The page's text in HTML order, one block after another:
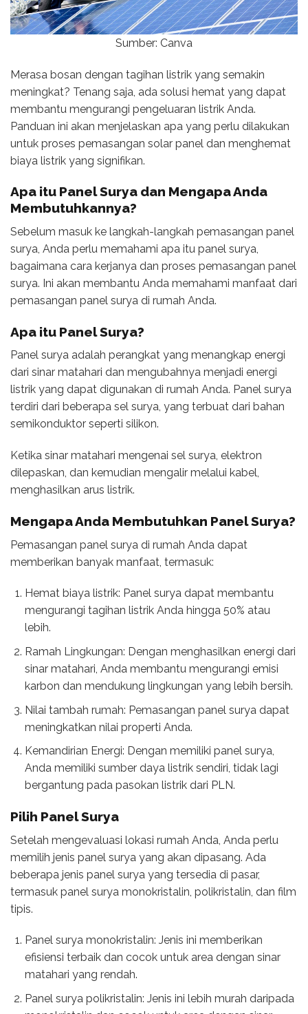
Sumber: Canva
Merasa bosan dengan tagihan listrik yang semakin
meningkat? Tenang saja, ada solusi hemat yang dapat
membantu mengurangi pengeluaran listrik Anda.
Panduan ini akan menjelaskan apa yang perlu dilakukan
untuk proses pemasangan solar panel dan menghemat
biaya listrik yang signifikan.
Apa itu Panel Surya dan Mengapa Anda
Membutuhkannya?
Sebelum masuk ke langkah-langkah pemasangan panel
surya, Anda perlu memahami apa itu panel surya,
bagaimana cara kerjanya dan proses pemasangan panel
surya. Ini akan membantu Anda memahami manfaat dari
pemasangan panel surya di rumah Anda.
Apa itu Panel Surya?
Panel surya adalah perangkat yang menangkap energi
dari sinar matahari dan mengubahnya menjadi energi
listrik yang dapat digunakan di rumah Anda. Panel surya
terdiri dari beberapa sel surya, yang terbuat dari bahan
semikonduktor seperti silikon.
Ketika sinar matahari mengenai sel surya, elektron
dilepaskan, dan kemudian mengalir melalui kabel,
menghasilkan arus listrik.
Mengapa Anda Membutuhkan Panel Surya?
Pemasangan panel surya di rumah Anda dapat
memberikan banyak manfaat, termasuk:
Hemat biaya listrik: Panel surya dapat membantu
mengurangi tagihan listrik Anda hingga 50% atau
lebih.
Ramah Lingkungan: Dengan menghasilkan energi dari
sinar matahari, Anda membantu mengurangi emisi
karbon dan mendukung lingkungan yang lebih bersih.
Nilai tambah rumah: Pemasangan panel surya dapat
meningkatkan nilai properti Anda.
Kemandirian Energi: Dengan memiliki panel surya,
Anda memiliki sumber daya listrik sendiri, tidak lagi
bergantung pada pasokan listrik dari PLN.
Pilih Panel Surya
Setelah mengevaluasi lokasi rumah Anda, Anda perlu
memilih jenis panel surya yang akan dipasang. Ada
beberapa jenis panel surya yang tersedia di pasar,
termasuk panel surya monokristalin, polikristalin, dan film
tipis.
Panel surya monokristalin: Jenis ini memberikan
efisiensi terbaik dan cocok untuk area dengan sinar
matahari yang rendah.
Panel surya polikristalin: Jenis ini lebih murah daripada